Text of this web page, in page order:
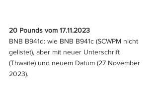
20 Pounds vom 17.11.2023
BNB B941d: wie BNB B941c (SCWPM nicht
gelistet), aber mit neuer Unterschrift
(Thwaite) und neuem Datum (27 November
2023).